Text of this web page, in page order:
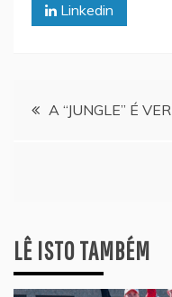
Linkedin
Navegação
A “JUNGLE” É
LÊ ISTO TAMBÉM